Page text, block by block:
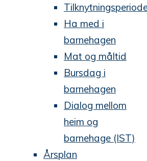
Ha med i
barnehagen
Mat og måltid
Bursdag i
barnehagen
Dialog mellom
heim og
barnehage (IST)
Årsplan